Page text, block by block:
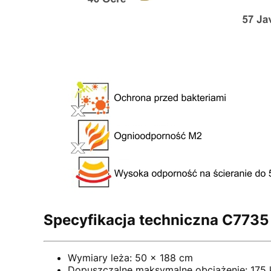
Specyfikacja techniczna C7735
Wymiary leża: 50 x 188 cm